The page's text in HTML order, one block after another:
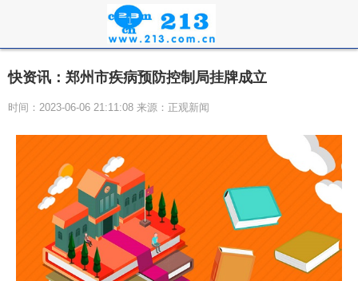
快资讯：郑州市疾病预防控制局挂牌成立
时间：2023-06-06 21:11:08 来源：正观新闻